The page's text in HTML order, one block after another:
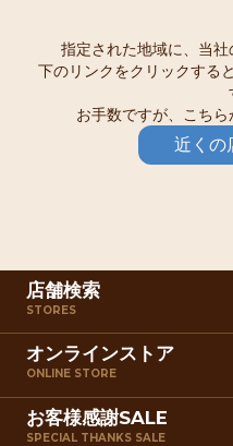
指定された地域に、当社
下のリンクをクリックする
お手数ですが、こちら
近くの
店舗検索
STORES
オンラインストア
ONLINE STORE
お客様感謝SALE
SPECIAL THANKS SALE